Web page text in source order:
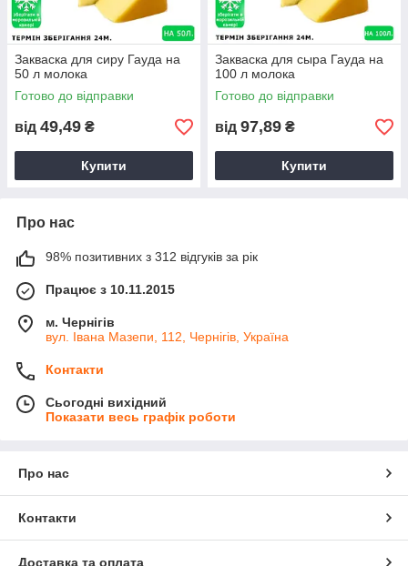
Закваска для сиру Гауда на
50 л молока
Готово до відправки
від 49,49 ₴
Купити
Закваска для сыра Гауда на
100 л молока
Готово до відправки
від 97,89 ₴
Купити
Про нас
98% позитивних з 312 відгуків за рік
Працює з 10.11.2015
м. Чернігів
вул. Івана Мазепи, 112, Чернігів, Україна
Контакти
Сьогодні вихідний
Показати весь графік роботи
Про нас
Контакти
Доставка та оплата